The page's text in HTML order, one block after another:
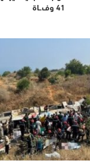
41 وف.ـاة